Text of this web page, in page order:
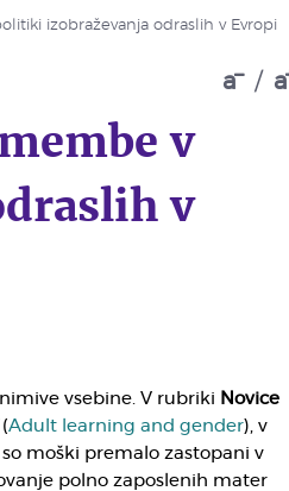
izobraževanja odraslih v Evropi
a / a
v
v
vsebine. V rubriki Novice
Adult learning and gender), v
moški premalo zastopani v
polno zaposlenih mater